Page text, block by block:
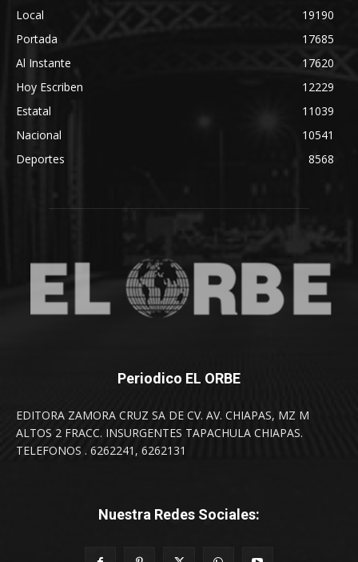
Local
19190
Portada
17685
Al Instante
17620
Hoy Escriben
12229
Estatal
11039
Nacional
10541
Deportes
8568
Periodico EL ORBE
EDITORA ZAMORA CRUZ SA DE CV. AV. CHIAPAS, MZ M
ALTOS 2 FRACC. INSURGENTES TAPACHULA CHIAPAS.
TELEFONOS . 6262241, 6262131
Nuestra Redes Sociales: